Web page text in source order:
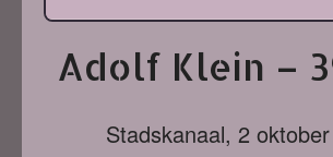
Adolf Klein –
Stadskanaal, 2